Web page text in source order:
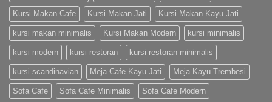
Kursi Makan Cafe Kursi Makan Jati Kursi Makan Kayu Jati
kursi makan minimalis Kursi Makan Modern kursi minimalis
kursi modern kursi restoran kursi restoran minimalis
kursi scandinavian Meja Cafe Kayu Jati Meja Kayu Trembesi
Sofa Cafe Sofa Cafe Minimalis Sofa Cafe Modern